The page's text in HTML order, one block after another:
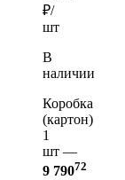
₽/
шт
В
наличии
Коробка
(картон)
1
шт —
9 79072